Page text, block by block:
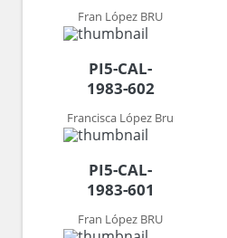
Fran López BRU
PI5-CAL-
1983-602
Francisca López Bru
PI5-CAL-
1983-601
Fran López BRU